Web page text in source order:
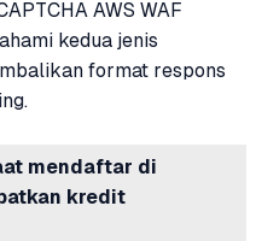
AWS WAF
kedua jenis
format respons
mendaftar di
kredit